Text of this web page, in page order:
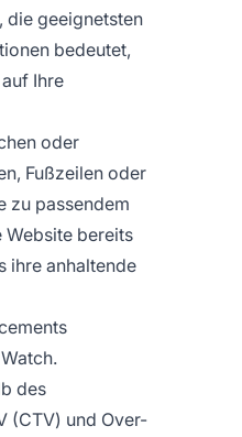
die geeignetsten
bedeutet,
Ihre
oder
Fußzeilen oder
zu passendem
Website bereits
ihre anhaltende
des
(CTV) und Over-